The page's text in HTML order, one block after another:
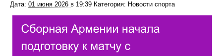
Дата: 01 июня 2026 в 19:39 Категория: Новости спорта